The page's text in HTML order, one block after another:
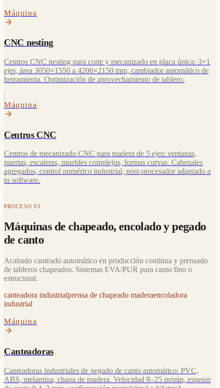
Máquina
CNC nesting
Centros CNC nesting para corte y mecanizado en placa única: 3+1
ejes, área 3050×1550 a 4200×2150 mm, cambiador automático de
herramienta. Optimización de aprovechamiento de tablero.
Máquina
Centros CNC
Centros de mecanizado CNC para madera de 5 ejes: ventanas,
puertas, escaleras, muebles complejos, formas curvas. Cabezales
agregados, control numérico industrial, post-procesador adaptado a
tu software.
PROCESO 03
Máquinas de chapeado, encolado y pegado
de canto
Acabado canteado automático en producción continua y prensado
de tableros chapeados. Sistemas EVA/PUR para canto fino o
estructural.
canteadora industrialprensa de chapeado maderaencoladora
industrial
Máquina
Canteadoras
Canteadoras industriales de pegado de canto automático: PVC,
ABS, melamina, chapa de madera. Velocidad 8–25 m/min, espesor